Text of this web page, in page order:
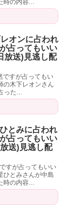
け根に横に走る
演出すること
時の内容...
オンに占われ
占ってもいい
放送)見逃し配
ですが占ってもい
の木下レオンさん
った...
とみに占われ
占ってもいい
送)見逃し配
すが占ってもいい
ひとみさんが中島
時の内容...